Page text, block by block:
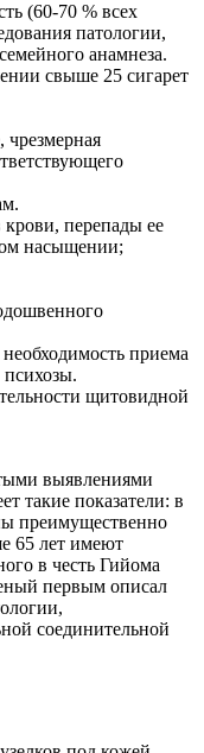
(60-70 % всех
патологии,
анамнеза.
свыше 25 сигарет
перепады ее
насыщении;
приема
щитовидной
выявлениями
такие показатели: в
преимущественно
65 лет имеют
в честь Гийома
первым описал
соединительной